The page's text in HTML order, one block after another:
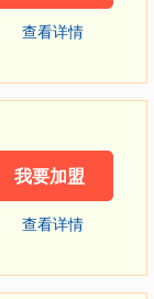
查看详情
我要加盟
查看详情